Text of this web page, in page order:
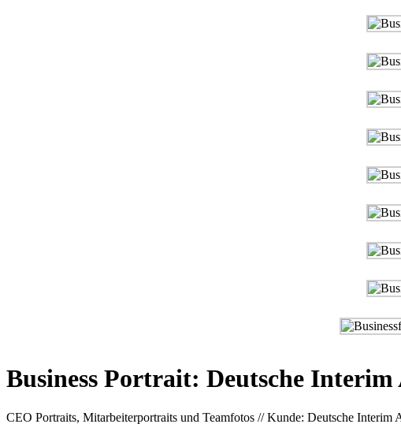
Business Portrait: Deutsche Interim
CEO Portraits, Mitarbeiterportraits und Teamfotos // Kunde: Deutsche